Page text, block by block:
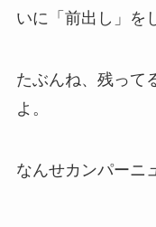
いに「前出し」を
たぶんね、残って
よ。
なんせカンパーニ